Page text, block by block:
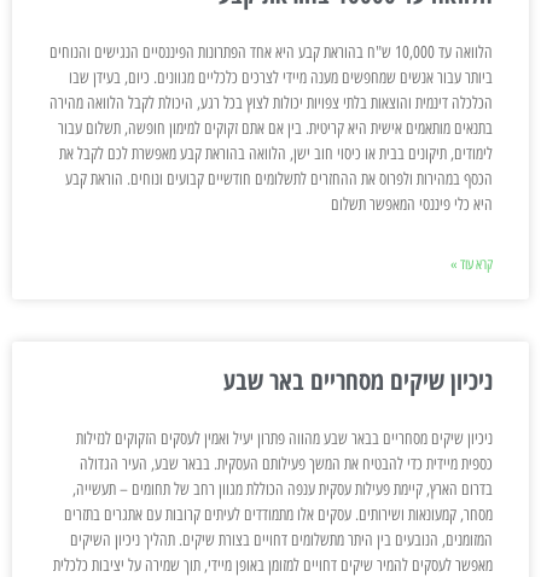
הלוואה עד 10,000 ש"ח בהוראת קבע היא אחד הפתרונות הפיננסיים הנגישים והנוחים
ביותר עבור אנשים שמחפשים מענה מיידי לצרכים כלכליים מגוונים. כיום, בעידן שבו
הכלכלה דינמית והוצאות בלתי צפויות יכולות לצוץ בכל רגע, היכולת לקבל הלוואה מהירה
בתנאים מותאמים אישית היא קריטית. בין אם אתם זקוקים למימון חופשה, תשלום עבור
לימודים, תיקונים בבית או כיסוי חוב ישן, הלוואה בהוראת קבע מאפשרת לכם לקבל את
הכסף במהירות ולפרוס את ההחזרים לתשלומים חודשיים קבועים ונוחים. הוראת קבע
היא כלי פיננסי המאפשר תשלום
קרא עוד »
ניכיון שיקים מסחריים באר שבע
ניכיון שיקים מסחריים בבאר שבע מהווה פתרון יעיל ואמין לעסקים הזקוקים לנזילות
כספית מיידית כדי להבטיח את המשך פעילותם העסקית. בבאר שבע, העיר הגדולה
בדרום הארץ, קיימת פעילות עסקית ענפה הכוללת מגוון רחב של תחומים – תעשייה,
מסחר, קמעונאות ושירותים. עסקים אלו מתמודדים לעיתים קרובות עם אתגרים בתזרים
המזומנים, הנובעים בין היתר מתשלומים דחויים בצורת שיקים. תהליך ניכיון השיקים
מאפשר לעסקים להמיר שיקים דחויים למזומן באופן מיידי, תוך שמירה על יציבות כלכלית